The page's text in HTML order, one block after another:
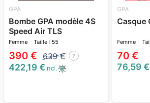
GPA
Bombe GPA modèle 4S
Speed Air TLS
Femme Taille : 55
390 € 639 € ?
422,19 €incl.
GPA
Casque
Femme
70 €
76,59 €